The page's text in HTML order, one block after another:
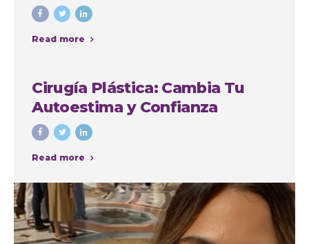
Lipoabdominoplastia en
Colombia Plastic Esthetic
International
Read more
Cirugía Plástica: Cambia Tu
Autoestima y Confianza
Read more